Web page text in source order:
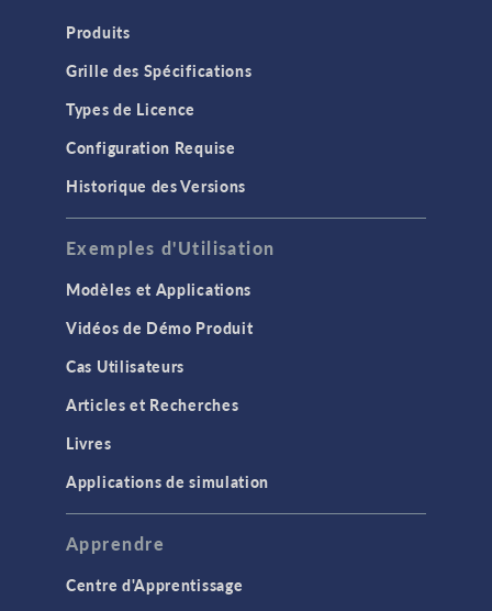
Produits
Grille des Spécifications
Types de Licence
Configuration Requise
Historique des Versions
Exemples d'Utilisation
Modèles et Applications
Vidéos de Démo Produit
Cas Utilisateurs
Articles et Recherches
Livres
Applications de simulation
Apprendre
Centre d'Apprentissage